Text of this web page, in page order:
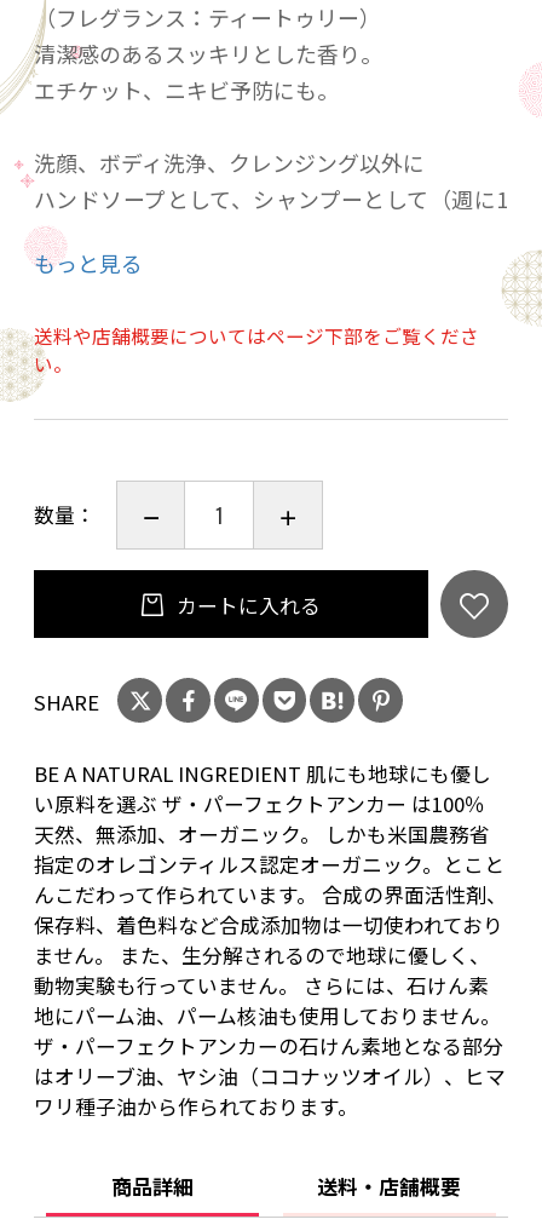
（フレグランス：ティートゥリー）
清潔感のあるスッキリとした香り。
エチケット、ニキビ予防にも。
洗顔、ボディ洗浄、クレンジング以外に
ハンドソープとして、シャンプーとして（週に1
度の頭皮ケア）
メイクツール洗浄、薄めて掃除など幅広く使う
詳しくは「ザ・パーフェクトアンカー 16通り
の使い方」もご覧ください。
もっと見る
送料や店舗概要についてはページ下部をご覧くださ
い。
数量：
カートに入れる
SHARE
BE A NATURAL INGREDIENT 肌にも地球にも優し
い原料を選ぶ ザ・パーフェクトアンカー は100％
天然、無添加、オーガニック。 しかも米国農務省
指定のオレゴンティルス認定オーガニック。とこと
んこだわって作られています。 合成の界面活性剤、
保存料、着色料など合成添加物は一切使われており
ません。 また、生分解されるので地球に優しく、
動物実験も行っていません。 さらには、石けん素
地にパーム油、パーム核油も使用しておりません。
ザ・パーフェクトアンカーの石けん素地となる部分
はオリーブ油、ヤシ油（ココナッツオイル）、ヒマ
ワリ種子油から作られております。
商品詳細 送料・店舗概要